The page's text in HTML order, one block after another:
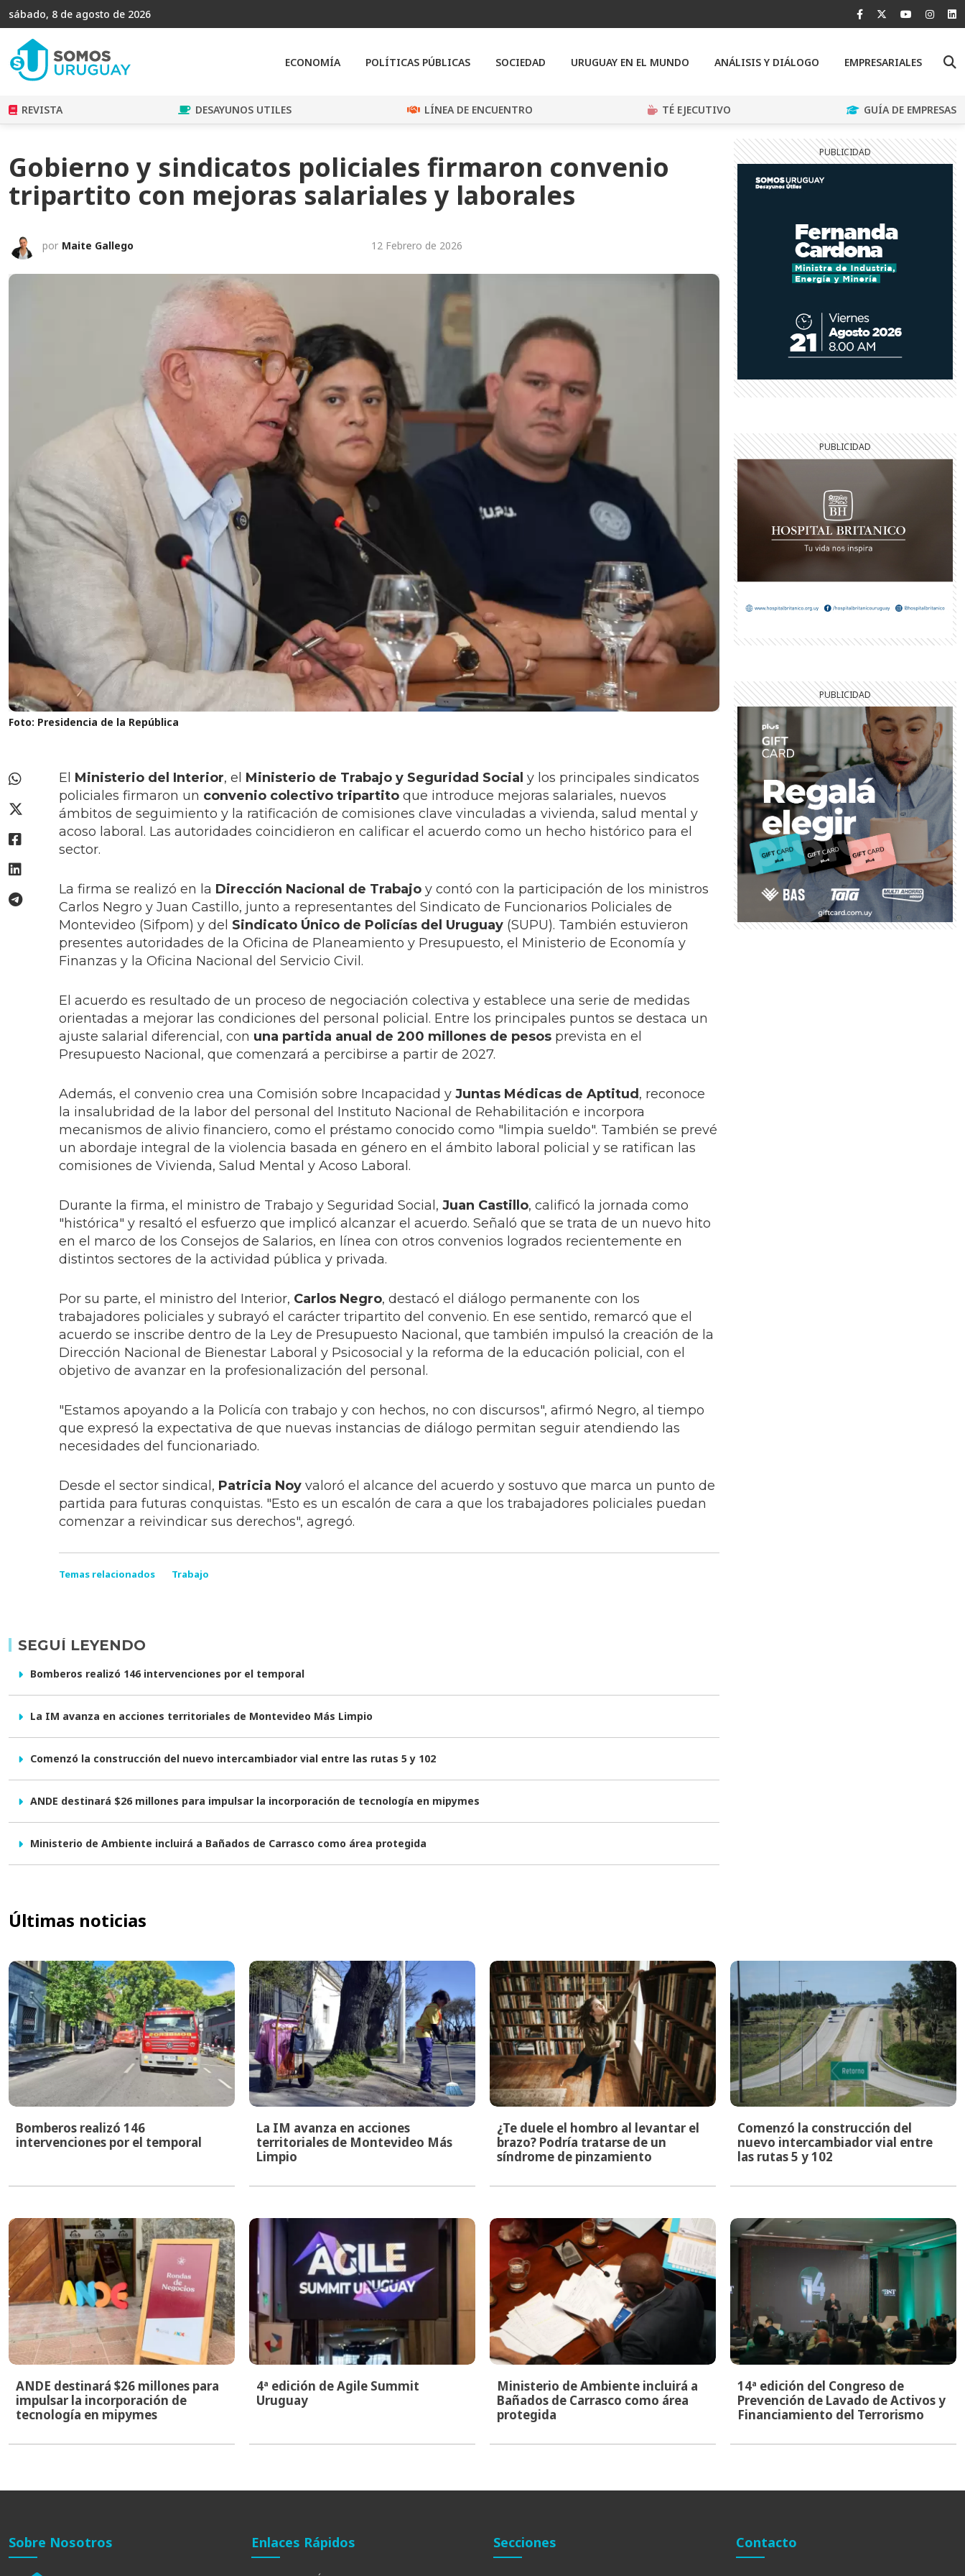
sábado, 8 de agosto de 2026
ECONOMÍA POLÍTICAS PÚBLICAS SOCIEDAD URUGUAY EN EL MUNDO ANÁLISIS Y DIÁLOGO EMPRESARIALES
REVISTA DESAYUNOS UTILES LÍNEA DE ENCUENTRO TÉ EJECUTIVO GUÍA DE EMPRESAS
Gobierno y sindicatos policiales firmaron convenio
tripartito con mejoras salariales y laborales
por Maite Gallego 12 Febrero de 2026
Foto: Presidencia de la República
El Ministerio del Interior, el Ministerio de Trabajo y Seguridad Social y los principales sindicatos
policiales firmaron un convenio colectivo tripartito que introduce mejoras salariales, nuevos
ámbitos de seguimiento y la ratificación de comisiones clave vinculadas a vivienda, salud mental y
acoso laboral. Las autoridades coincidieron en calificar el acuerdo como un hecho histórico para el
sector.
La firma se realizó en la Dirección Nacional de Trabajo y contó con la participación de los ministros
Carlos Negro y Juan Castillo, junto a representantes del Sindicato de Funcionarios Policiales de
Montevideo (Sifpom) y del Sindicato Único de Policías del Uruguay (SUPU). También estuvieron
presentes autoridades de la Oficina de Planeamiento y Presupuesto, el Ministerio de Economía y
Finanzas y la Oficina Nacional del Servicio Civil.
El acuerdo es resultado de un proceso de negociación colectiva y establece una serie de medidas
orientadas a mejorar las condiciones del personal policial. Entre los principales puntos se destaca un
ajuste salarial diferencial, con una partida anual de 200 millones de pesos prevista en el
Presupuesto Nacional, que comenzará a percibirse a partir de 2027.
Además, el convenio crea una Comisión sobre Incapacidad y Juntas Médicas de Aptitud, reconoce
la insalubridad de la labor del personal del Instituto Nacional de Rehabilitación e incorpora
mecanismos de alivio financiero, como el préstamo conocido como "limpia sueldo". También se prevé
un abordaje integral de la violencia basada en género en el ámbito laboral policial y se ratifican las
comisiones de Vivienda, Salud Mental y Acoso Laboral.
Durante la firma, el ministro de Trabajo y Seguridad Social, Juan Castillo, calificó la jornada como
"histórica" y resaltó el esfuerzo que implicó alcanzar el acuerdo. Señaló que se trata de un nuevo hito
en el marco de los Consejos de Salarios, en línea con otros convenios logrados recientemente en
distintos sectores de la actividad pública y privada.
Por su parte, el ministro del Interior, Carlos Negro, destacó el diálogo permanente con los
trabajadores policiales y subrayó el carácter tripartito del convenio. En ese sentido, remarcó que el
acuerdo se inscribe dentro de la Ley de Presupuesto Nacional, que también impulsó la creación de la
Dirección Nacional de Bienestar Laboral y Psicosocial y la reforma de la educación policial, con el
objetivo de avanzar en la profesionalización del personal.
"Estamos apoyando a la Policía con trabajo y con hechos, no con discursos", afirmó Negro, al tiempo
que expresó la expectativa de que nuevas instancias de diálogo permitan seguir atendiendo las
necesidades del funcionariado.
Desde el sector sindical, Patricia Noy valoró el alcance del acuerdo y sostuvo que marca un punto de
partida para futuras conquistas. "Esto es un escalón de cara a que los trabajadores policiales puedan
comenzar a reivindicar sus derechos", agregó.
Temas relacionados Trabajo
SEGUÍ LEYENDO
Bomberos realizó 146 intervenciones por el temporal
La IM avanza en acciones territoriales de Montevideo Más Limpio
Comenzó la construcción del nuevo intercambiador vial entre las rutas 5 y 102
ANDE destinará $26 millones para impulsar la incorporación de tecnología en mipymes
Ministerio de Ambiente incluirá a Bañados de Carrasco como área protegida
Últimas noticias
Bomberos realizó 146
intervenciones por el temporal
La IM avanza en acciones
territoriales de Montevideo Más
Limpio
¿Te duele el hombro al levantar el
brazo? Podría tratarse de un
síndrome de pinzamiento
Comenzó la construcción del
nuevo intercambiador vial entre
las rutas 5 y 102
ANDE destinará $26 millones para
impulsar la incorporación de
tecnología en mipymes
4ª edición de Agile Summit
Uruguay
Ministerio de Ambiente incluirá a
Bañados de Carrasco como área
protegida
14ª edición del Congreso de
Prevención de Lavado de Activos y
Financiamiento del Terrorismo
Sobre Nosotros Enlaces Rápidos Secciones Contacto